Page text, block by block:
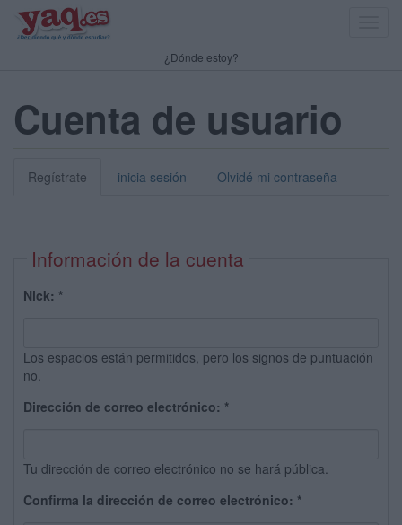
¿Dónde estoy?
Cuenta de usuario
Regístrate inicia sesión Olvidé mi contraseña
Información de la cuenta
Nick: *
Los espacios están permitidos, pero los signos de puntuación
no.
Dirección de correo electrónico: *
Tu dirección de correo electrónico no se hará pública.
Confirma la dirección de correo electrónico: *